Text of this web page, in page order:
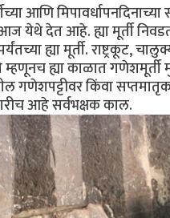
आणि
येथे देत आहे. ह्या मूर्ती
ह्या मूर्ती. राष्ट्रकूट,
ह्या काळात गणेशमूर्ती
गणेशपट्टीवर किंवा
आहे सर्वभक्षक काल.